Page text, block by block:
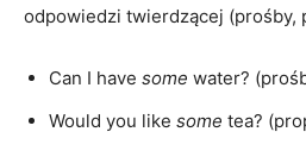
odpowiedzi twierdzącej (prośby,
Can I have some water?
Would you like some tea?